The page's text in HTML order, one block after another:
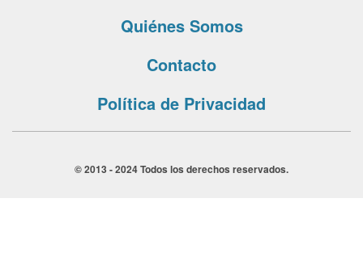
Quiénes Somos
Contacto
Política de Privacidad
© 2013 - 2024 Todos los derechos reservados.